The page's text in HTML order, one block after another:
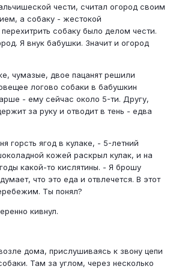
чести, считал огород своим
а собаку - жестокой
собаку было делом чести.
Я внук бабушки. Значит и огород
чумазые, двое пацанят решили
логово собаки в бабушкин
- ему сейчас около 5-ти. Другу,
за руку и отводит в тень - едва
горсть ягод в кулаке, - 5-летний
кожей раскрыл кулак, и на
какой-то кислятины. - Я брошу
что это еда и отвлечется. В этот
Ты понял?
кивнул.
дома, прислушиваясь к звону цепи
Там за углом, через несколько